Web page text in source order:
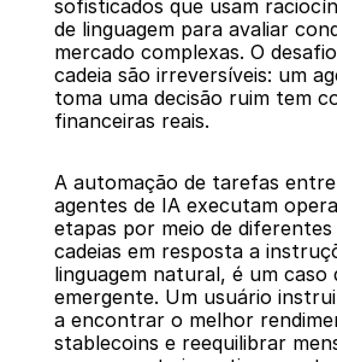
sofisticados que usam
de linguagem para avaliar
mercado complexas. O
cadeia são irreversíveis: um
toma uma decisão ruim tem
financeiras reais.
A automação de tarefas
agentes de IA executam
etapas por meio de
cadeias em resposta a
linguagem natural, é um caso
emergente. Um usuário
a encontrar o melhor
stablecoins e reequilibrar